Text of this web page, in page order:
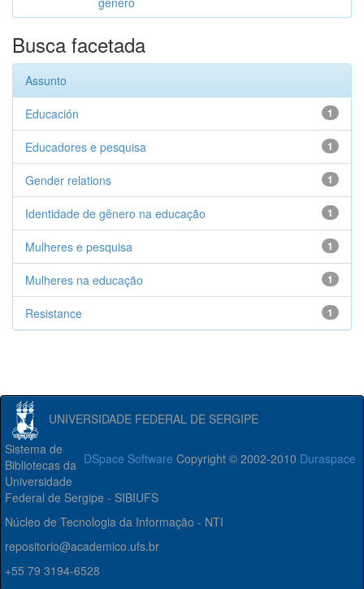
Busca facetada
Assunto
1
Educación
1
Educadores e pesquisa
1
Gender relations
1
Identidade de gênero na educação
1
Mulheres e pesquisa
1
Mulheres na educação
1
Resistance
UNIVERSIDADE FEDERAL DE SERGIPE
DSpace Software Copyright © 2002-2010 Duraspace
Sistema de
Bibliotecas da
Universidade
Federal de Sergipe - SIBIUFS
Núcleo de Tecnologia da Informação - NTI
repositorio@academico.ufs.br
+55 79 3194-6528